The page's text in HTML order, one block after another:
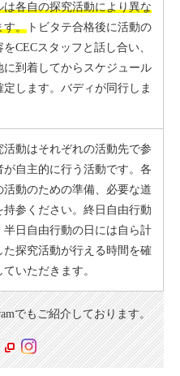
は各自の探究活動により異な
す。 トビタテ合格後に活動の
をCECスタッフと話し合い、
に到着してからスケジュール
定します。バディが同行しま
活動はそれぞれの活動先で参
が自主的に行う活動です。各
活動のための準備、必要な道
持参ください。終日自由行動
半日自由行動の日には自ら計
た探究活動が行える時間を確
ていただきます。
でもご紹介しております。